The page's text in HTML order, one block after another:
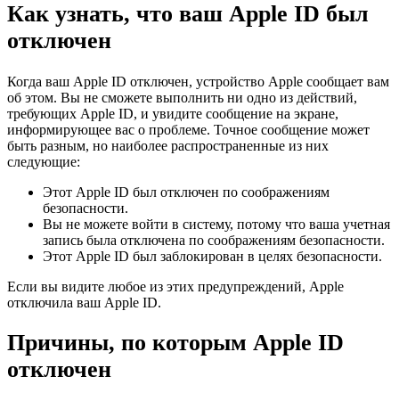
Как узнать, что ваш Apple ID был
отключен
Когда ваш Apple ID отключен, устройство Apple сообщает вам
об этом. Вы не сможете выполнить ни одно из действий,
требующих Apple ID, и увидите сообщение на экране,
информирующее вас о проблеме. Точное сообщение может
быть разным, но наиболее распространенные из них
следующие:
Этот Apple ID был отключен по соображениям
безопасности.
Вы не можете войти в систему, потому что ваша учетная
запись была отключена по соображениям безопасности.
Этот Apple ID был заблокирован в целях безопасности.
Если вы видите любое из этих предупреждений, Apple
отключила ваш Apple ID.
Причины, по которым Apple ID
отключен